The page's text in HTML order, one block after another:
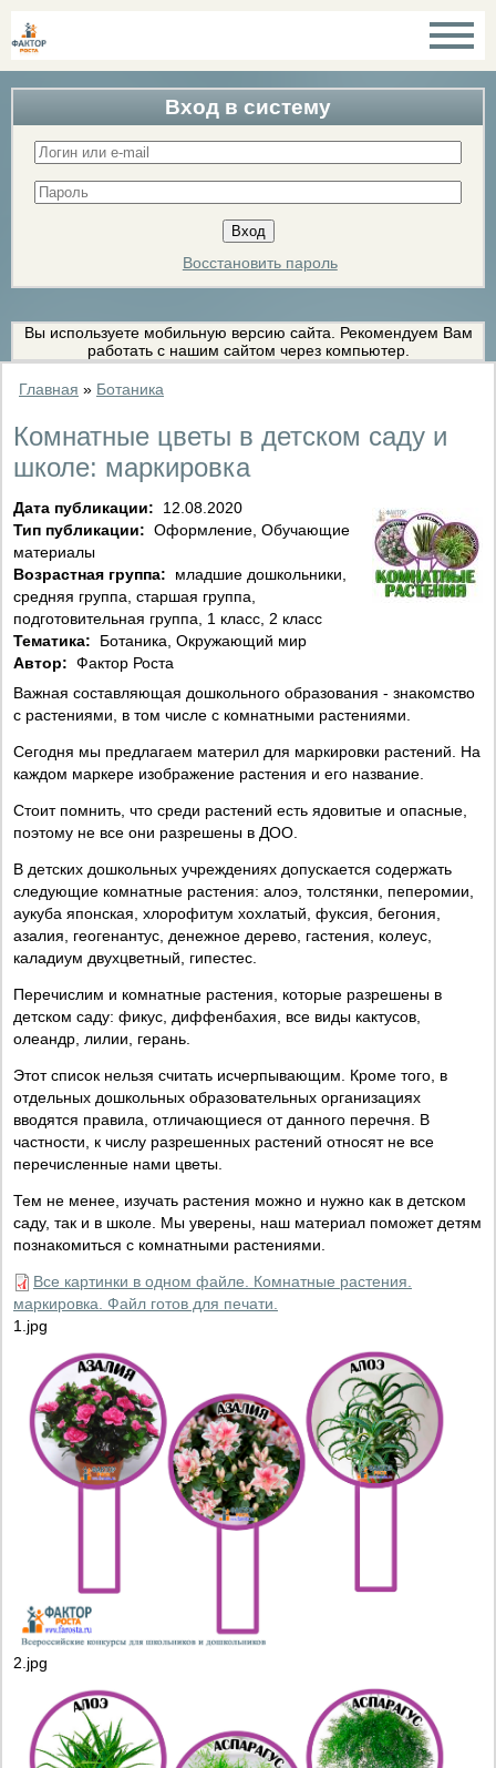
Вход в систему
Восстановить пароль
Вы используете мобильную версию сайта. Рекомендуем Вам
работать с нашим сайтом через компьютер.
Главная » Ботаника
Комнатные цветы в детском саду и
школе: маркировка
Дата публикации:
12.08.2020
Тип публикации: Оформление, Обучающие
материалы
Возрастная группа:
младшие дошкольники,
средняя группа, старшая группа,
подготовительная группа, 1 класс, 2 класс
Тематика:
Ботаника, Окружающий мир
Автор: Фактор Роста
Важная составляющая дошкольного образования - знакомство
с растениями, в том числе с комнатными растениями.
Сегодня мы предлагаем материл для маркировки растений. На
каждом маркере изображение растения и его название.
Стоит помнить, что среди растений есть ядовитые и опасные,
поэтому не все они разрешены в ДОО.
В детских дошкольных учреждениях допускается содержать
следующие комнатные растения: алоэ, толстянки, пеперомии,
аукуба японская, хлорофитум хохлатый, фуксия, бегония,
азалия, геогенантус, денежное дерево, гастения, колеус,
каладиум двухцветный, гипестес.
Перечислим и комнатные растения, которые разрешены в
детском саду: фикус, диффенбахия, все виды кактусов,
олеандр, лилии, герань.
Этот список нельзя считать исчерпывающим. Кроме того, в
отдельных дошкольных образовательных организациях
вводятся правила, отличающиеся от данного перечня. В
частности, к числу разрешенных растений относят не все
перечисленные нами цветы.
Тем не менее, изучать растения можно и нужно как в детском
саду, так и в школе. Мы уверены, наш материал поможет детям
познакомиться с комнатными растениями.
Все картинки в одном файле. Комнатные растения.
маркировка. Файл готов для печати.
1.jpg
2.jpg